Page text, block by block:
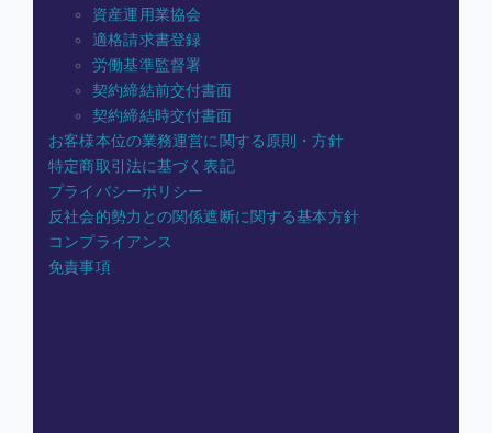
資産運用業協会
適格請求書登録
労働基準監督署
契約締結前交付書面
契約締結時交付書面
お客様本位の業務運営に関する原則・方針
特定商取引法に基づく表記
プライバシーポリシー
反社会的勢力との関係遮断に関する基本方針
コンプライアンス
免責事項